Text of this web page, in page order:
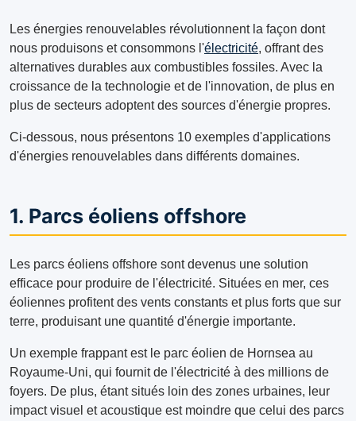
Les énergies renouvelables révolutionnent la façon dont
nous produisons et consommons l'électricité, offrant des
alternatives durables aux combustibles fossiles. Avec la
croissance de la technologie et de l'innovation, de plus en
plus de secteurs adoptent des sources d'énergie propres.
Ci-dessous, nous présentons 10 exemples d'applications
d'énergies renouvelables dans différents domaines.
1. Parcs éoliens offshore
Les parcs éoliens offshore sont devenus une solution
efficace pour produire de l'électricité. Situées en mer, ces
éoliennes profitent des vents constants et plus forts que sur
terre, produisant une quantité d'énergie importante.
Un exemple frappant est le parc éolien de Hornsea au
Royaume-Uni, qui fournit de l'électricité à des millions de
foyers. De plus, étant situés loin des zones urbaines, leur
impact visuel et acoustique est moindre que celui des parcs